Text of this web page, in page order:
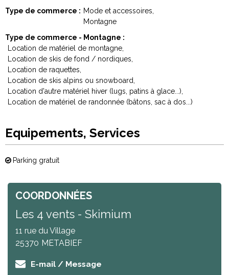
Type de commerce
Mode et accessoires
Montagne
Type de commerce - Montagne
Location de matériel de montagne
Location de skis de fond / nordiques
Location de raquettes
Location de skis alpins ou snowboard
Location d'autre matériel hiver (lugs, patins à glace...)
Location de matériel de randonnée (bâtons, sac à dos...)
Equipements, Services
Parking gratuit
COORDONNÉES
Les 4 vents - Skimium
11 rue du Village
25370 METABIEF
E-mail / Message